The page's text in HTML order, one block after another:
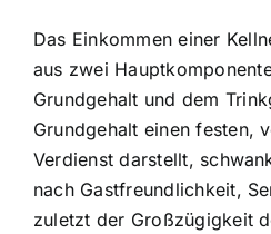
Das Einkommen einer
aus zwei
Grundgehalt und dem
Grundgehalt einen festen,
Verdienst darstellt,
nach Gastfreundlichkeit,
zuletzt der Großzügigkeit